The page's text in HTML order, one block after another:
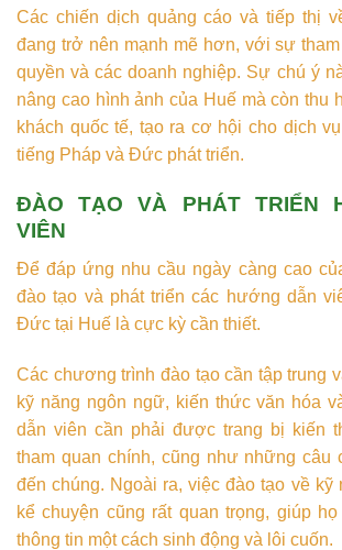
Các chiến dịch quảng cáo và tiếp thị
đang trở nên mạnh mẽ hơn, với sự
quyền và các doanh nghiệp. Sự chú ý
nâng cao hình ảnh của Huế mà còn thu
khách quốc tế, tạo ra cơ hội cho dịch
tiếng Pháp và Đức phát triển.
ĐÀO TẠO VÀ PHÁT TRIỂN
VIÊN
Để đáp ứng nhu cầu ngày càng cao
đào tạo và phát triển các hướng dẫn
Đức tại Huế là cực kỳ cần thiết.
Các chương trình đào tạo cần tập trung
kỹ năng ngôn ngữ, kiến thức văn hóa
dẫn viên cần phải được trang bị kiến
tham quan chính, cũng như những câu
đến chúng. Ngoài ra, việc đào tạo về kỹ
kể chuyện cũng rất quan trọng, giúp
thông tin một cách sinh động và lôi cuốn.